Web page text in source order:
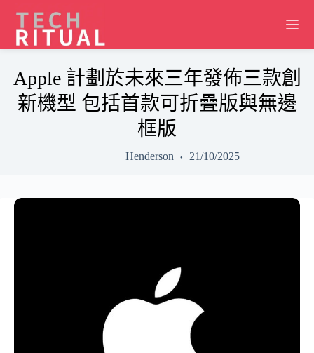
content
Apple 計劃於未來三年發佈三款創
新機型 包括首款可折疊版與無邊
框版
Henderson 21/10/2025